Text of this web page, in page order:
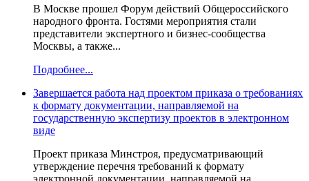
В Москве прошел Форум действий Общероссийского
народного фронта. Гостями мероприятия стали
представители экспертного и бизнес-сообщества
Москвы, а также...
Подробнее...
Завершается работа над проектом приказа о требованиях
к формату документации, направляемой на
государственную экспертизу проектов в электронном
виде
Проект приказа Минстроя, предусматривающий
утверждение перечня требований к формату
электронной документации, направляемой на